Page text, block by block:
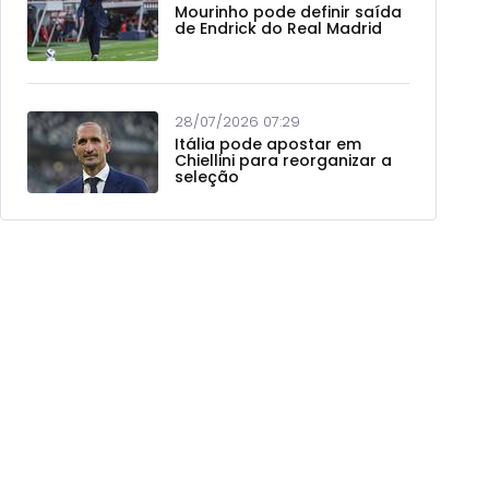
Mourinho pode definir saída
de Endrick do Real Madrid
28/07/2026 07:29
Itália pode apostar em
Chiellini para reorganizar a
seleção